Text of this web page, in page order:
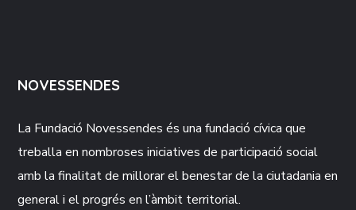
NOVESSENDES
La Fundació Novessendes és una fundació cívica que
treballa en nombroses iniciatives de participació social
amb la finalitat de millorar el benestar de la ciutadania en
general i el progrés en l’àmbit territorial.